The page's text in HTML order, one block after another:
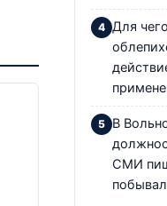
Для
В
СМИ